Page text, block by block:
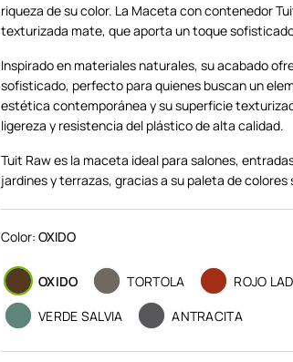
riqueza de su color. La Maceta con contenedor
texturizada mate, que aporta un toque
Inspirado en materiales naturales, su acabado
sofisticado, perfecto para quienes buscan un
estética contemporánea y su superficie
ligereza y resistencia del plástico de alta calidad.
Tuit Raw es la maceta ideal para salones,
jardines y terrazas, gracias a su paleta de
Color: OXIDO
OXIDO TORTOLA ROJO
VERDE SALVIA
ANTRACITA